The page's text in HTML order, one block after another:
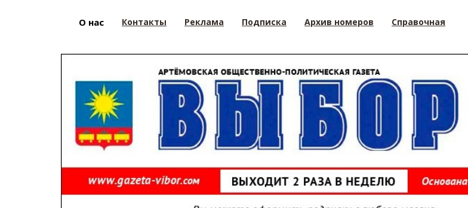
О нас Контакты Реклама Подписка Архив номеров Справочная